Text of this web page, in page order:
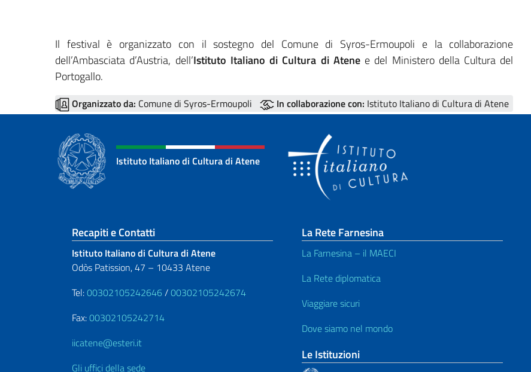
Il festival è organizzato con il sostegno del Comune di Syros-Ermoupoli e la collaborazione
dell’Ambasciata d’Austria, dell’Istituto Italiano di Cultura di Atenee del Ministero della Cultura del
Portogallo.
Organizzato da: Comune di Syros-Ermoupoli In collaborazione con: Istituto Italiano di Cultura di Atene
Istituto Italiano di Cultura di Atene
Sezione footer
Recapiti e Contatti
Istituto Italiano di Cultura di Atene
Odòs Patission, 47 – 10433 Atene
Tel:00302105242646 /00302105242674
Fax:00302105242714
iicatene@esteri.it
Gli uffici della sede
La Rete Farnesina
La Farnesina – il MAECI
La Rete diplomatica
Viaggiare sicuri
Dove siamo nel mondo
Le Istituzioni